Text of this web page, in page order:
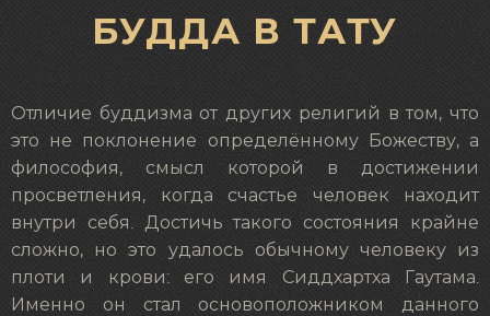
БУДДА В ТАТУ
Отличие буддизма от других религий в том, что
это не поклонение определённому Божеству, а
философия, смысл которой в достижении
просветления, когда счастье человек находит
внутри себя. Достичь такого состояния крайне
сложно, но это удалось обычному человеку из
плоти и крови: его имя Сиддхартха Гаутама.
Именно он стал основоположником данного